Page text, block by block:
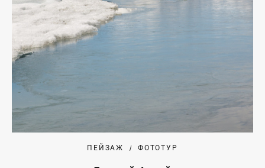
ПЕЙЗАЖ ФОТОТУР